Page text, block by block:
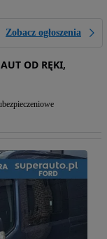
Zobacz ogłoszenia
OD RĘKI,